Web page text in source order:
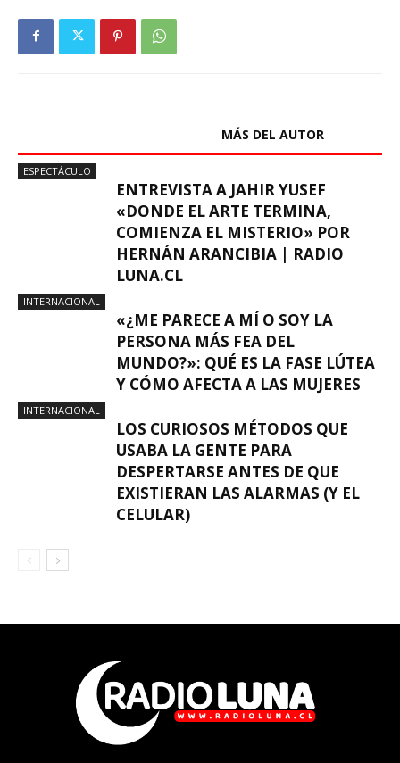
MÁS DEL AUTOR
ESPECTÁCULO
ENTREVISTA A JAHIR YUSEF
«DONDE EL ARTE TERMINA,
COMIENZA EL MISTERIO» POR
HERNÁN ARANCIBIA | RADIO
LUNA.CL
INTERNACIONAL
«¿ME PARECE A MÍ O SOY LA
PERSONA MÁS FEA DEL
MUNDO?»: QUÉ ES LA FASE LÚTEA
Y CÓMO AFECTA A LAS MUJERES
INTERNACIONAL
LOS CURIOSOS MÉTODOS QUE
USABA LA GENTE PARA
DESPERTARSE ANTES DE QUE
EXISTIERAN LAS ALARMAS (Y EL
CELULAR)